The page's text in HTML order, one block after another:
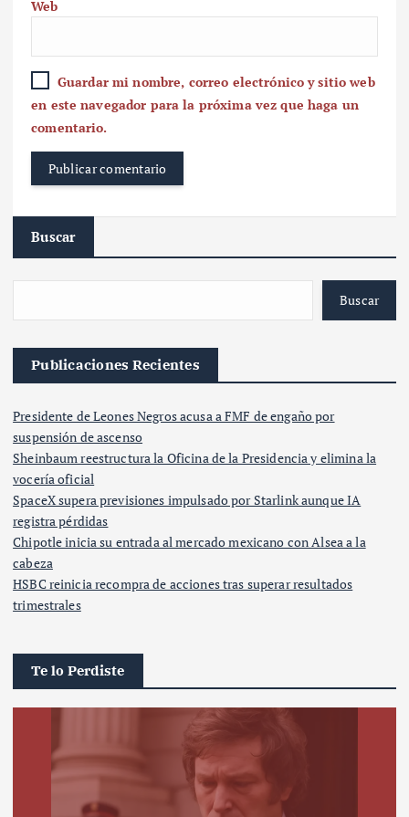
Web
Guardar mi nombre, correo electrónico y sitio web
en este navegador para la próxima vez que haga un
comentario.
Buscar
Buscar
Publicaciones Recientes
Presidente de Leones Negros acusa a FMF de engaño por
suspensión de ascenso
Sheinbaum reestructura la Oficina de la Presidencia y elimina la
vocería oficial
SpaceX supera previsiones impulsado por Starlink aunque IA
registra pérdidas
Chipotle inicia su entrada al mercado mexicano con Alsea a la
cabeza
HSBC reinicia recompra de acciones tras superar resultados
trimestrales
Te lo Perdiste